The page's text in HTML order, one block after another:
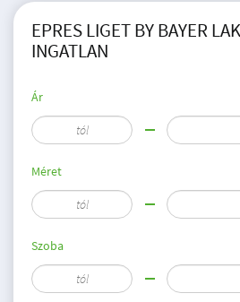
EPRES LIGET BY BAYER
INGATLAN
Ár
Méret
Szoba